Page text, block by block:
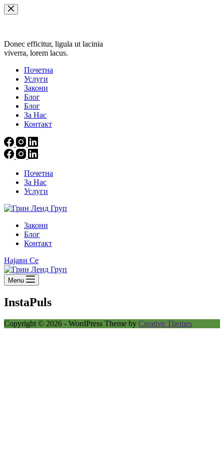
Skip
to
Donec efficitur, ligula ut lacinia
viverra, lorem lacus.
Почетна
Услуги
Закони
Блог
Блог
За Нас
Контакт
Почетна
За Нас
Услуги
Закони
Блог
Контакт
Најави Се
Menu
InstaPuls
Copyright © 2026 - WordPress Theme by Creative Themes